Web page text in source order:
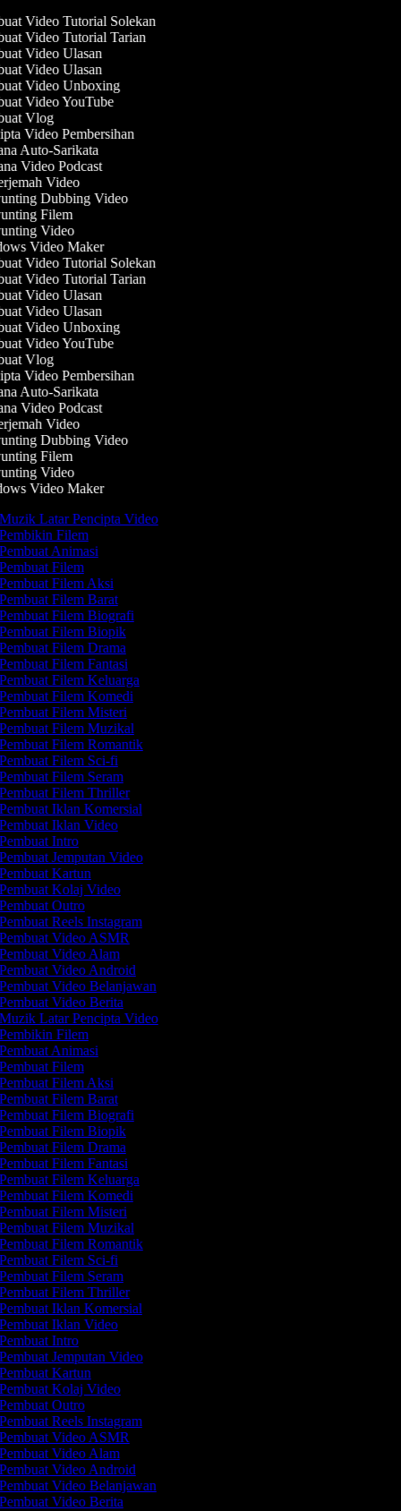
Video Tutorial Solekan
Video Tutorial Tarian
Video Ulasan
Video Ulasan
Video Unboxing
Video YouTube
Vlog
Video Pembersihan
Auto-Sarikata
Video Podcast
Video
Dubbing Video
Filem
Video
Video Maker
Video Tutorial Solekan
Video Tutorial Tarian
Video Ulasan
Video Ulasan
Video Unboxing
Video YouTube
Vlog
Video Pembersihan
Auto-Sarikata
Video Podcast
Video
Dubbing Video
Filem
Video
Video Maker
Latar Pencipta Video
Filem
Animasi
Filem
Filem Aksi
Filem Barat
Filem Biografi
Filem Biopik
Filem Drama
Filem Fantasi
Filem Keluarga
Filem Komedi
Filem Misteri
Filem Muzikal
Filem Romantik
Filem Sci-fi
Filem Seram
Filem Thriller
Iklan Komersial
Iklan Video
Intro
Jemputan Video
Kartun
Kolaj Video
Outro
Reels Instagram
Video ASMR
Video Alam
Video Android
Video Belanjawan
Video Berita
Latar Pencipta Video
Filem
Animasi
Filem
Filem Aksi
Filem Barat
Filem Biografi
Filem Biopik
Filem Drama
Filem Fantasi
Filem Keluarga
Filem Komedi
Filem Misteri
Filem Muzikal
Filem Romantik
Filem Sci-fi
Filem Seram
Filem Thriller
Iklan Komersial
Iklan Video
Intro
Jemputan Video
Kartun
Kolaj Video
Outro
Reels Instagram
Video ASMR
Video Alam
Video Android
Video Belanjawan
Video Berita